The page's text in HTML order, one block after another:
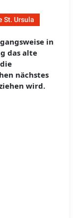
St. Ursula
in
das alte
nächstes
wird.